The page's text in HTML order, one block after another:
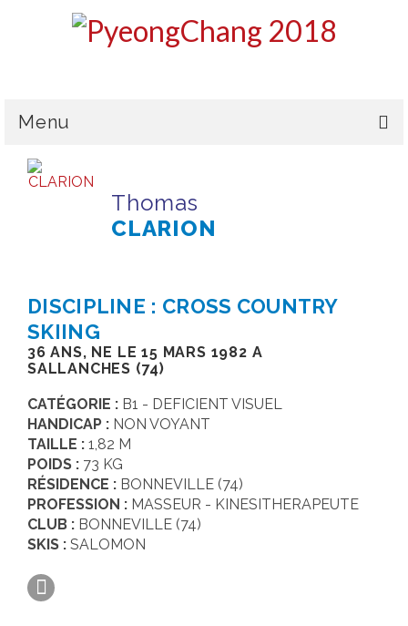
Menu
LE CPSF
PYEONGCHANG 2018
MÉDAILLES & CLASSEMENT
HANDICAPS & CLASSIFICATIONS
GALERIES PHOTOS
SALLE DE PRESSE
Thomas
CLARION
DISCIPLINE : CROSS COUNTRY
SKIING
36 ANS, NE LE 15 MARS 1982 A
SALLANCHES (74)
CATÉGORIE : B1 - DEFICIENT VISUEL
HANDICAP : NON VOYANT
TAILLE : 1,82 M
POIDS : 73 KG
RÉSIDENCE : BONNEVILLE (74)
PROFESSION : MASSEUR - KINESITHERAPEUTE
CLUB : BONNEVILLE (74)
SKIS : SALOMON